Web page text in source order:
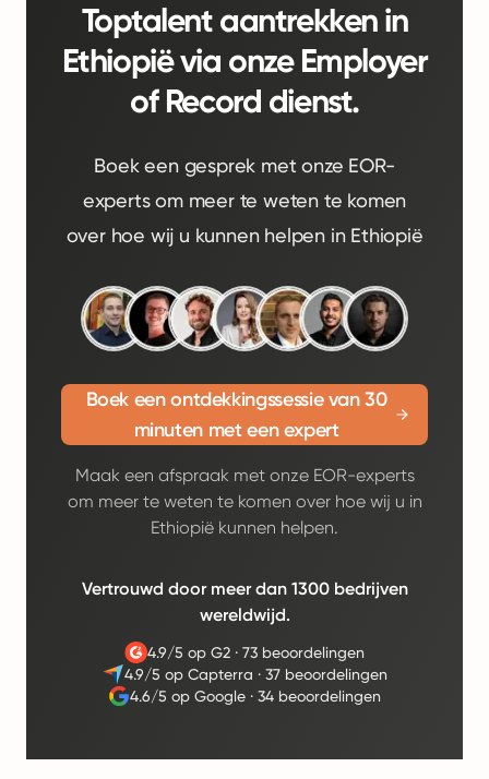
Toptalent aantrekken in
Ethiopië via onze Employer
of Record dienst.
Boek een gesprek met onze EOR-
experts om meer te weten te komen
over hoe wij u kunnen helpen in Ethiopië
Boek een ontdekkingssessie van 30
minuten met een expert
Maak een afspraak met onze EOR-experts
om meer te weten te komen over hoe wij u in
Ethiopië kunnen helpen.
Vertrouwd door meer dan 1300 bedrijven
wereldwijd.
4.9/5 op G2· 73 beoordelingen
4.9/5 op Capterra · 37 beoordelingen
4.6/5 op Google ·34 beoordelingen